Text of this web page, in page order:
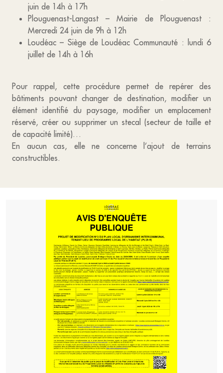
juin de 14h à 17h
Plouguenast-Langast – Mairie de Plouguenast :
Mercredi 24 juin de 9h à 12h
Loudéac – Siège de Loudéac Communauté : lundi 6
juillet de 14h à 16h
Pour rappel, cette procédure permet de repérer des
bâtiments pouvant changer de destination, modifier un
élément identifié du paysage, modifier un emplacement
réservé, créer ou supprimer un stecal (secteur de taille et
de capacité limité)…
En aucun cas, elle ne concerne l’ajout de terrains
constructibles.